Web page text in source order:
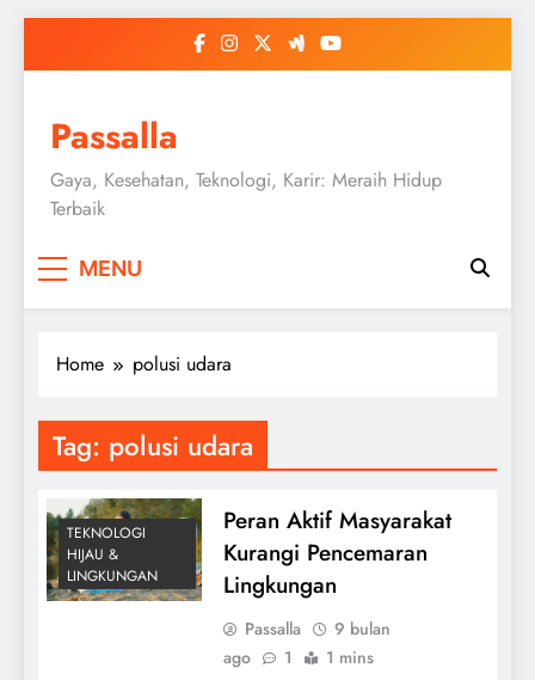
Passalla
Gaya, Kesehatan, Teknologi, Karir: Meraih Hidup
Terbaik
MENU
Home polusi udara
Tag: polusi udara
TEKNOLOGI
HIJAU &
LINGKUNGAN
Peran Aktif Masyarakat
Kurangi Pencemaran
Lingkungan
Passalla
9 bulan
ago
1 1 mins